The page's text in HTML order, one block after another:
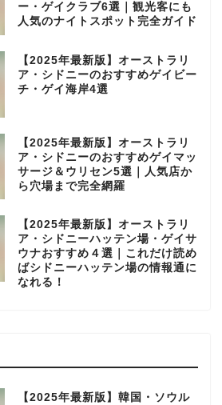
ー・ゲイクラブ6選｜観光客にも
人気のナイトスポット完全ガイド
【2025年最新版】オーストラリ
ア・シドニーのおすすめゲイビー
チ・ゲイ海岸4選
【2025年最新版】オーストラリ
ア・シドニーのおすすめゲイマッ
サージ＆ウリセン5選｜人気店か
ら穴場まで完全網羅
【2025年最新版】オーストラリ
ア・シドニーハッテン場・ゲイサ
ウナおすすめ４選｜これだけ読め
ばシドニーハッテン場の情報通に
なれる！
【2025年最新版】韓国・ソウル